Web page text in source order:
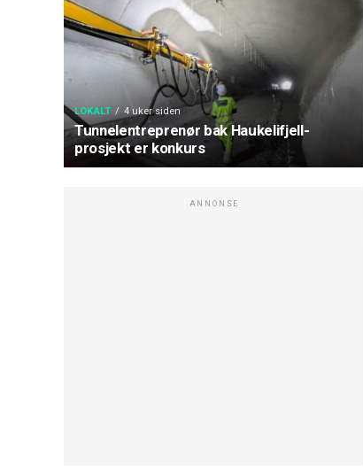
LOKALT 4 uker siden
Tunnelentreprenør bak Haukelifjell-
prosjekt er konkurs
ANNONSE